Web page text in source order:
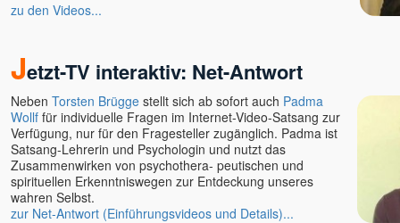
zu den Videos...
Jetzt-TV interaktiv: Net-Antwort
Neben Torsten Brügge stellt sich ab sofort auch Padma
Wollf für individuelle Fragen im Internet-Video-Satsang zur
Verfügung, nur für den Fragesteller zugänglich. Padma ist
Satsang-Lehrerin und Psychologin und nutzt das
Zusammenwirken von psychothera- peutischen und
spirituellen Erkenntniswegen zur Entdeckung unseres
wahren Selbst.
zur Net-Antwort (Einführungsvideos und Details)...